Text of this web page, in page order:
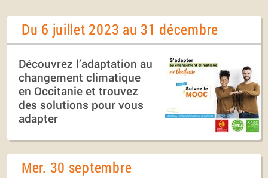
Du 6 juillet 2023 au 31 décembre
Découvrez l’adaptation au
changement climatique
en Occitanie et trouvez
des solutions pour vous
adapter
Mer. 30 septembre